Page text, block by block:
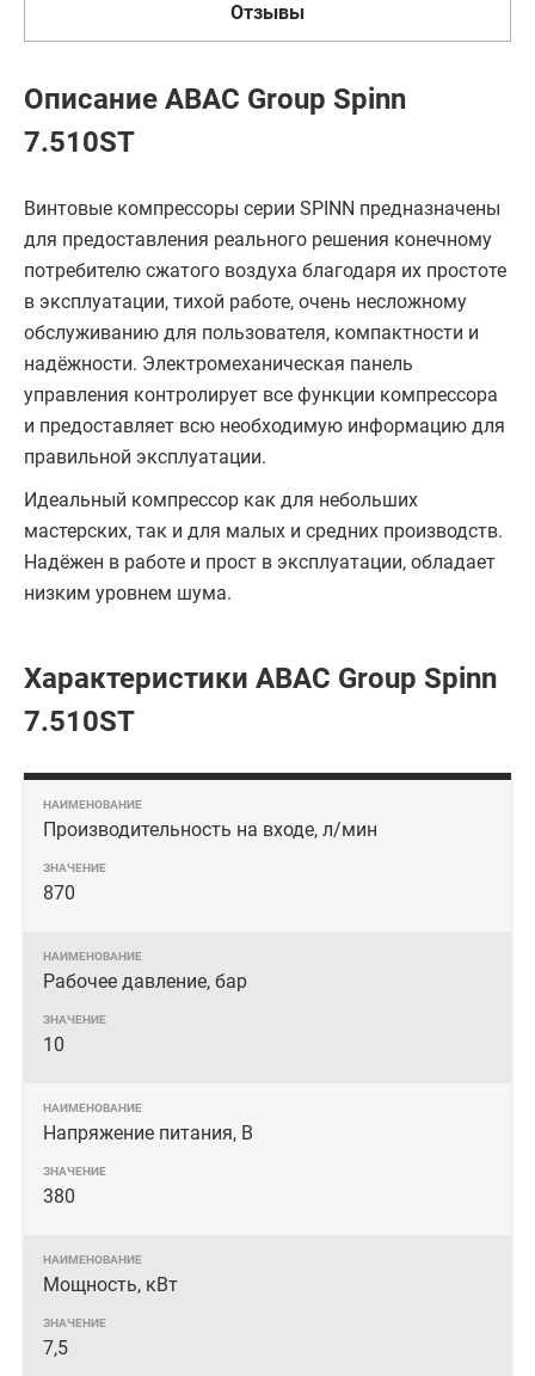
Отзывы
Описание ABAC Group Spinn
7.510ST
Винтовые компрессоры серии SPINN предназначены
для предоставления реального решения конечному
потребителю сжатого воздуха благодаря их простоте
в эксплуатации, тихой работе, очень несложному
обслуживанию для пользователя, компактности и
надёжности. Электромеханическая панель
управления контролирует все функции компрессора
и предоставляет всю необходимую информацию для
правильной эксплуатации.
Идеальный компрессор как для небольших
мастерских, так и для малых и средних производств.
Надёжен в работе и прост в эксплуатации, обладает
низким уровнем шума.
Характеристики ABAC Group Spinn
7.510ST
Производительность на входе, л/мин
870
Рабочее давление, бар
10
Напряжение питания, В
380
Мощность, кВт
7,5